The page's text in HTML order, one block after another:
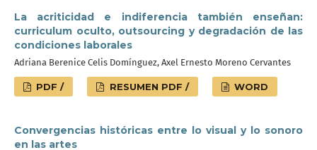
La acriticidad e indiferencia también enseñan:
curriculum oculto, outsourcing y degradación de las
condiciones laborales
Adriana Berenice Celis Domínguez, Axel Ernesto Moreno Cervantes
PDF / RESUMEN PDF / WORD
Convergencias históricas entre lo visual y lo sonoro
en las artes